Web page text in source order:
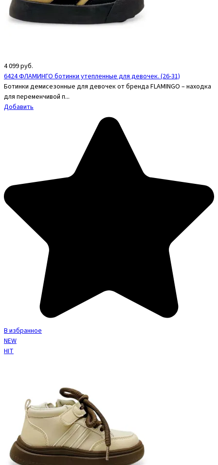
4 099руб.
6424 ФЛАМИНГО ботинки утепленные для девочек. (26-31)
Ботинки демисезонные для девочек от бренда FLAMINGO – находка
для переменчивой п...
Добавить
В избранное
NEW
HIT